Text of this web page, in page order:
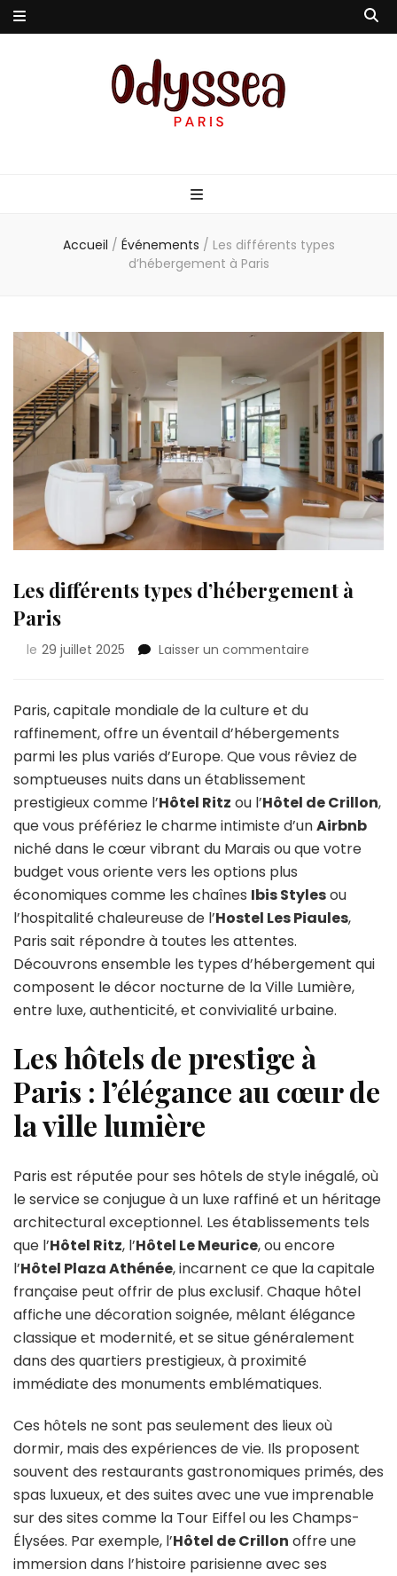
Accueil / Événements / Les différents types
d’hébergement à Paris
Les différents types d’hébergement à
Paris
le 29 juillet 2025 Laisser un commentaire
à
Paris
Paris, capitale mondiale de la culture et du
raffinement, offre un éventail d’hébergements
parmi les plus variés d’Europe. Que vous rêviez de
somptueuses nuits dans un établissement
prestigieux comme l’Hôtel Ritz ou l’Hôtel de Crillon,
que vous préfériez le charme intimiste d’unAirbnb
niché dans le cœur vibrant du Marais ou que votre
budget vous oriente vers les options plus
économiques comme les chaînes Ibis Stylesou
l’hospitalité chaleureuse de l’Hostel Les Piaules,
Paris sait répondre à toutes les attentes.
Découvrons ensemble les types d’hébergement qui
composent le décor nocturne de la Ville Lumière,
entre luxe, authenticité, et convivialité urbaine.
Les hôtels de prestige à
Paris : l’élégance au cœur de
la ville lumière
Paris est réputée pour ses hôtels de style inégalé, où
le service se conjugue à un luxe raffiné et un héritage
architectural exceptionnel. Les établissements tels
que l’Hôtel Ritz, l’Hôtel Le Meurice, ou encore
l’Hôtel Plaza Athénée, incarnent ce que la capitale
française peut offrir de plus exclusif. Chaque hôtel
affiche une décoration soignée, mêlant élégance
classique et modernité, et se situe généralement
dans des quartiers prestigieux, à proximité
immédiate des monuments emblématiques.
Ces hôtels ne sont pas seulement des lieux où
dormir, mais des expériences de vie. Ils proposent
souvent des restaurants gastronomiques primés, des
spas luxueux, et des suites avec une vue imprenable
sur des sites comme la Tour Eiffel ou les Champs-
Élysées. Par exemple, l’Hôtel de Crillon offre une
immersion dans l’histoire parisienne avec ses